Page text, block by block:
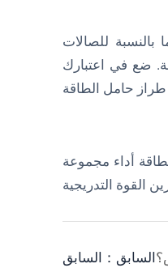
بالنسبة للصالات
ضع في اعتبارك
أداء مجموعة
السابق：السابق